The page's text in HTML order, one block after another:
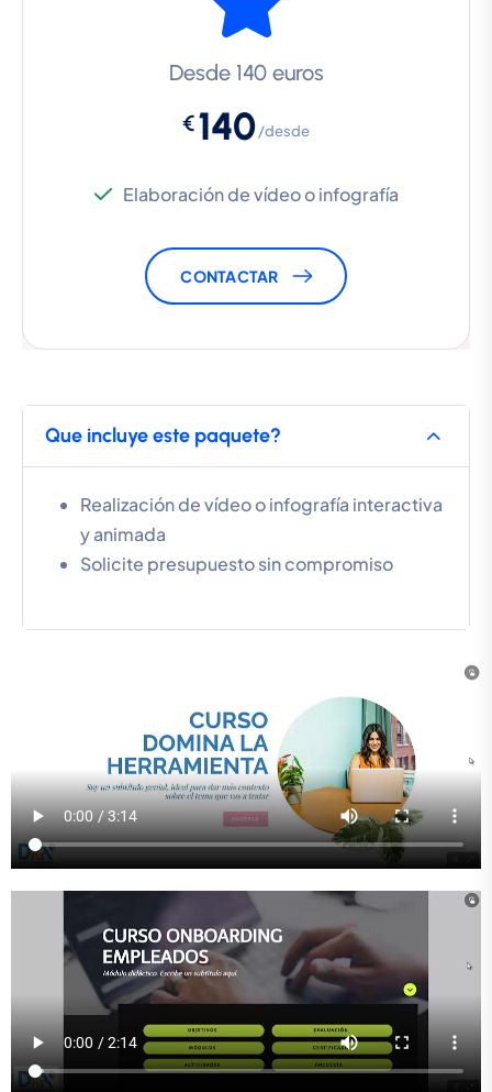
Desde 140 euros
€140/desde
Elaboración de vídeo o infografía
CONTACTAR
Que incluye este paquete?
Realización de vídeo o infografía interactiva
y animada
Solicite presupuesto sin compromiso